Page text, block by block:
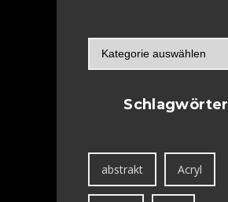
Schlagwörter
abstrakt Acryl